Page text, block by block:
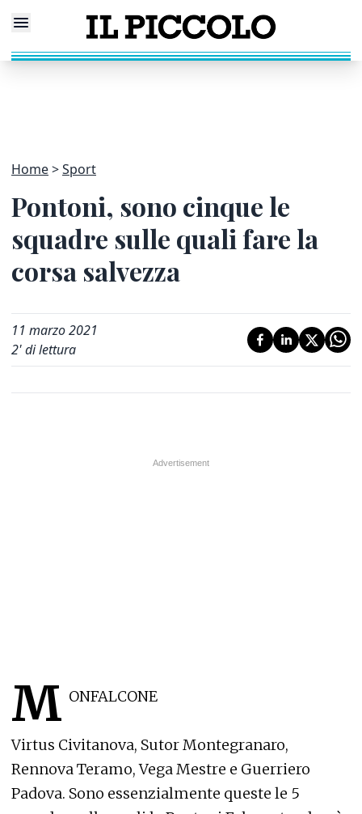
Home Sport
Pontoni, sono cinque le
squadre sulle quali fare la
corsa salvezza
11 marzo 2021
2' di lettura
M ONFALCONE
Virtus Civitanova, Sutor Montegranaro,
Rennova Teramo, Vega Mestre e Guerriero
Padova. Sono essenzialmente queste le 5